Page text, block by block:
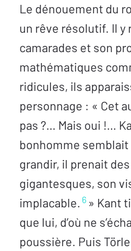
Le dénouement du
un rêve résolutif. Il y
camarades et son
mathématiques
ridicules, ils
personnage : « Cet
pas ?… Mais oui !…
bonhomme semblait
grandir, il prenait
gigantesques, son
implacable. 6 » Kant
que lui, d’où ne
poussière. Puis